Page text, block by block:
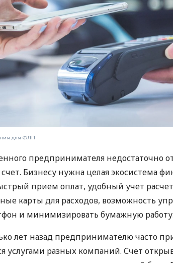
для ФЛП
предпринимателя недостаточно
Бизнесу нужна целая экосистема
прием оплат, удобный учет
карты для расходов, возможность
и минимизировать бумажную работу.
лет назад предпринимателю часто
услугами разных компаний. Счет